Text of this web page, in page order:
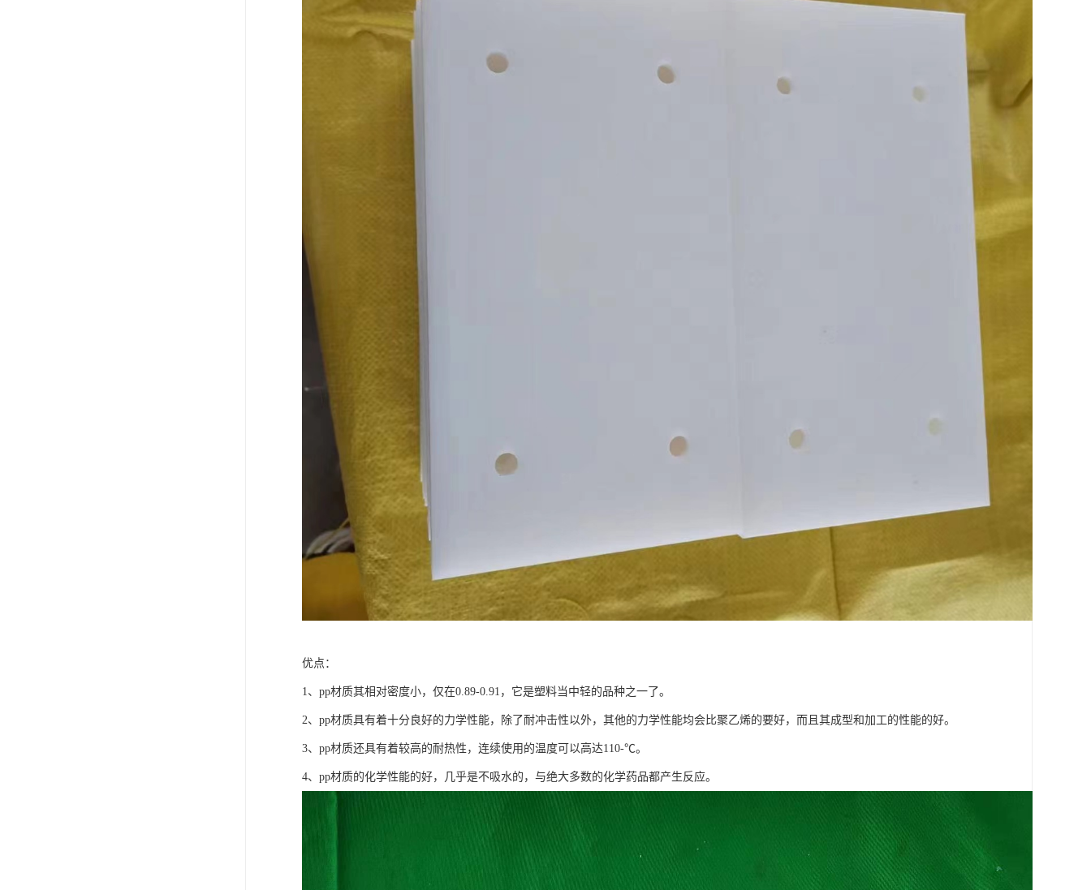
优点：
1、pp材质其相对密度小，仅在0.89-0.91，它是塑料当中轻的品种之一了。
2、pp材质具有着十分良好的力学性能，除了耐冲击性以外，其他的力学性能均会比聚乙烯的要好，而且其成型和加工的性能的好。
3、pp材质还具有着较高的耐热性，连续使用的温度可以高达110-℃。
4、pp材质的化学性能的好，几乎是不吸水的，与绝大多数的化学药品都产生反应。